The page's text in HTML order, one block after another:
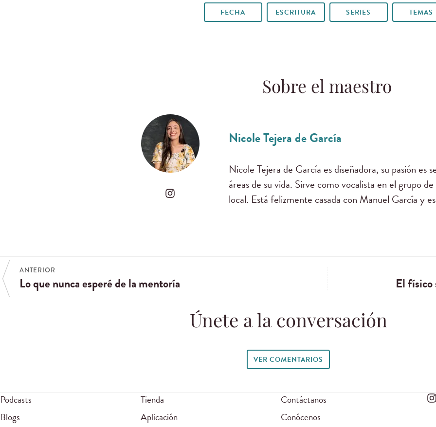
FECHA ESCRITURA SERIES TEMAS
Sobre el maestro
Nicole Tejera de García
Nicole Tejera de García es diseñadora, su pasión es
áreas de su vida. Sirve como vocalista en el grupo
local. Está felizmente casada con Manuel García y
ANTERIOR
Lo que nunca esperé de la mentoría El físico
Únete a la conversación
VER COMENTARIOS
Podcasts
Blogs
Tienda
Aplicación
Contáctanos
Conócenos